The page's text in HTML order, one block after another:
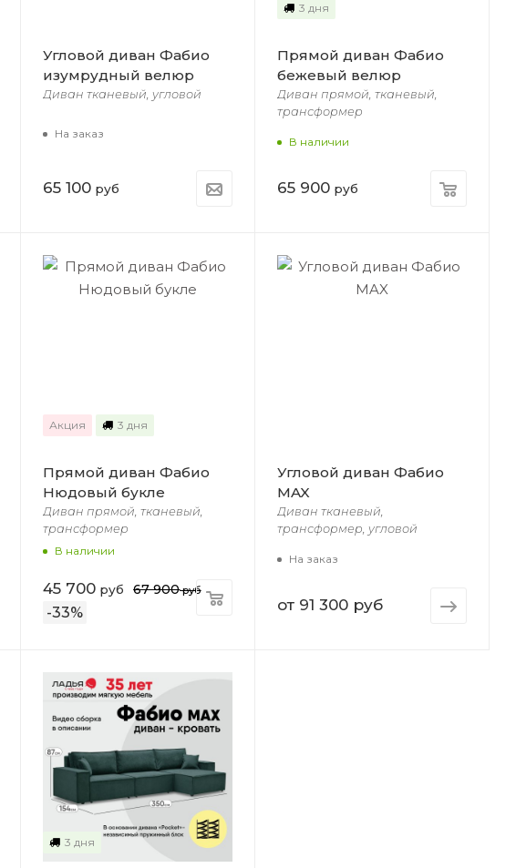
Угловой диван Фабио
изумрудный велюр
Диван тканевый, угловой
На заказ
65 100 руб
3 дня
Прямой диван Фабио
бежевый велюр
Диван прямой, тканевый,
трансформер
В наличии
65 900 руб
Акция 3 дня
Прямой диван Фабио
Нюдовый букле
Диван прямой, тканевый,
трансформер
В наличии
45 700 руб 67 900руб
-33%
Угловой диван Фабио
MAX
Диван тканевый,
трансформер, угловой
На заказ
от 91 300 руб
3 дня